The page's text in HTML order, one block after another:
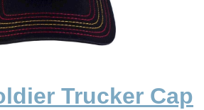
Trucker Cap